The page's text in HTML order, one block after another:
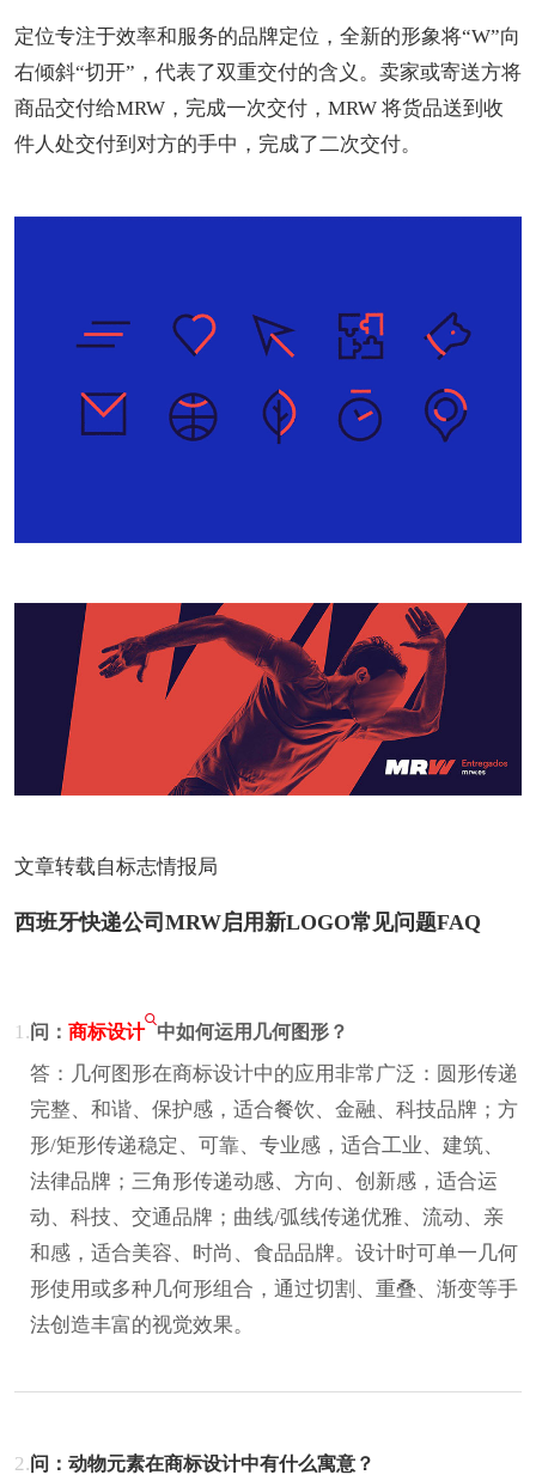
定位专注于效率和服务的品牌定位，全新的形象将“W”向
右倾斜“切开”，代表了双重交付的含义。卖家或寄送方将
商品交付给MRW，完成一次交付，MRW 将货品送到收
件人处交付到对方的手中，完成了二次交付。
文章转载自标志情报局
西班牙快递公司MRW启用新LOGO常见问题FAQ
1.问： 商标设计 中如何运用几何图形？
答：几何图形在商标设计中的应用非常广泛：圆形传递
完整、和谐、保护感，适合餐饮、金融、科技品牌；方
形/矩形传递稳定、可靠、专业感，适合工业、建筑、
法律品牌；三角形传递动感、方向、创新感，适合运
动、科技、交通品牌；曲线/弧线传递优雅、流动、亲
和感，适合美容、时尚、食品品牌。设计时可单一几何
形使用或多种几何形组合，通过切割、重叠、渐变等手
法创造丰富的视觉效果。
2.问：动物元素在商标设计中有什么寓意？